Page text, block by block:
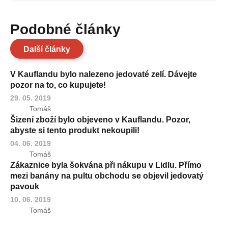
Podobné články
Další články
V Kauflandu bylo nalezeno jedovaté zelí. Dávejte
pozor na to, co kupujete!
29. 05. 2019
Tomáš
Šizení zboží bylo objeveno v Kauflandu. Pozor,
abyste si tento produkt nekoupili!
04. 06. 2019
Tomáš
Zákaznice byla šokvána při nákupu v Lidlu. Přímo
mezi banány na pultu obchodu se objevil jedovatý
pavouk
10. 06. 2019
Tomáš